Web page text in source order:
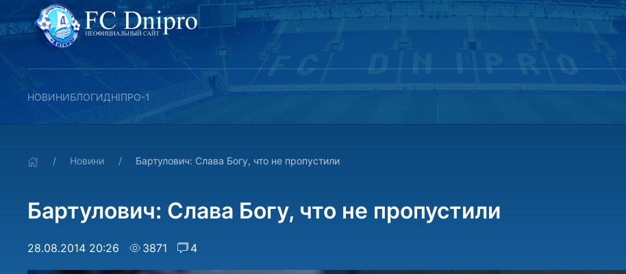
НОВИНИБЛОГИДНІПРО-1
Новини Бартулович: Слава Богу, что не пропустили
Бартулович: Слава Богу, что не пропустили
28.08.2014 20:26 3871 4